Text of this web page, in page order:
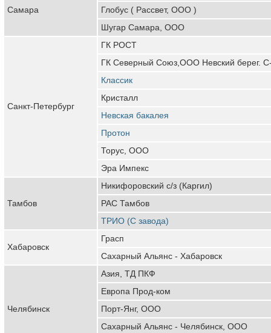
Самара
Глобус ( Рассвет, ООО )
Шугар Самара, ООО
Санкт-Петербург
ГК РОСТ
ГК Северный Союз,ООО Невский берег.
Классик
Кристалл
Невская бакалея
Протон
Торус, ООО
Эра Импекс
Тамбов
Никифоровский с/з (Каргил)
РАС Тамбов
ТРИО (С завода)
Хабаровск
Грасп
Сахарный Альянс - Хабаровск
Челябинск
Азия, ТД ПКФ
Европа Прод-ком
Порт-Янг, ООО
Сахарный Альянс - Челябинск, ООО